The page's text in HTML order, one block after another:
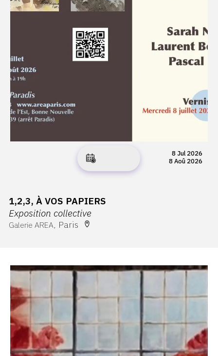
8 Jul 2026
8 Aoû 2026
1,2,3, À VOS PAPIERS
Exposition collective
Galerie AREA Paris